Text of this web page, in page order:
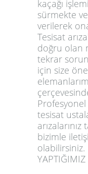
kaçağı
sürmekte
verilerek
Tesisat
doğru olan
tekrar
için size
tesisat
bizimle
olabilirsiniz.
YAPTIĞIMIZ